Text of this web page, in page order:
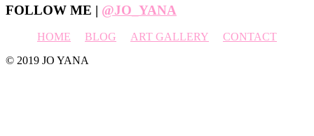
Footer
FOLLOW ME | @JO_YANA
HOME BLOG ART GALLERY
CONTACT
© 2019 JO YANA